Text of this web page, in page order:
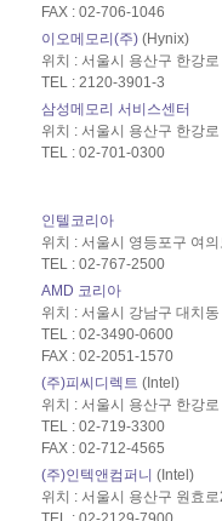
FAX : 02-706-1046
이오메모리(주)(Hynix)
위치 : 서울시 용산구 한강
TEL : 2120-3901-3
삼성메모리 서비스센터
위치 : 서울시 용산구 한강
TEL : 02-701-0300
인텔코리아
위치 : 서울시 영등포구 여
TEL : 02-767-2500
AMD 코리아
위치 : 서울시 강남구 대치
TEL : 02-3490-0600
FAX : 02-2051-1570
(주)피씨디렉트 (Intel)
위치 : 서울시 용산구 한강
TEL : 02-719-3300
FAX : 02-712-4565
(주)인텍앤컴퍼니 (Intel)
위치 : 서울시 용산구 원효